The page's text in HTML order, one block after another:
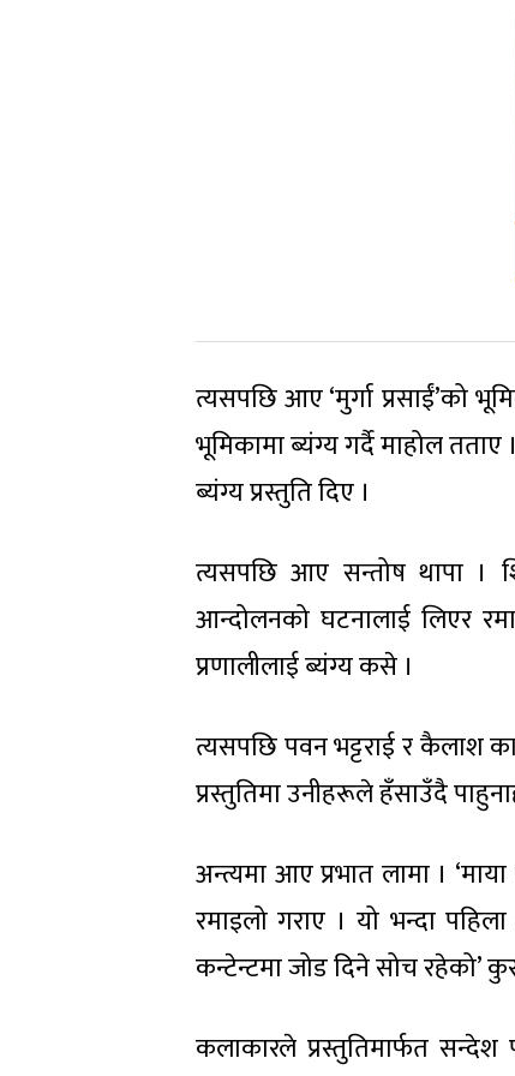
त्यसपछि आए ‘मुर्गा प्रसाईं’को
भूमिकामा ब्यंग्य गर्दै माहोल
ब्यंग्य प्रस्तुति दिए ।
त्यसपछि आए सन्तोष थापा ।
आन्दोलनको घटनालाई लिएर
प्रणालीलाई ब्यंग्य कसे ।
त्यसपछि पवन भट्टराई र कैलाश
प्रस्तुतिमा उनीहरूले हँसाउँदै
अन्त्यमा आए प्रभात लामा ।
रमाइलो गराए । यो भन्दा
कन्टेन्टमा जोड दिने सोच रहेको’
कलाकारले प्रस्तुतिमार्फत सन्देश